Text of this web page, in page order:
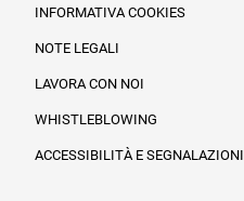
INFORMATIVA COOKIES
NOTE LEGALI
LAVORA CON NOI
WHISTLEBLOWING
ACCESSIBILITÀ E SEGNALAZIONI